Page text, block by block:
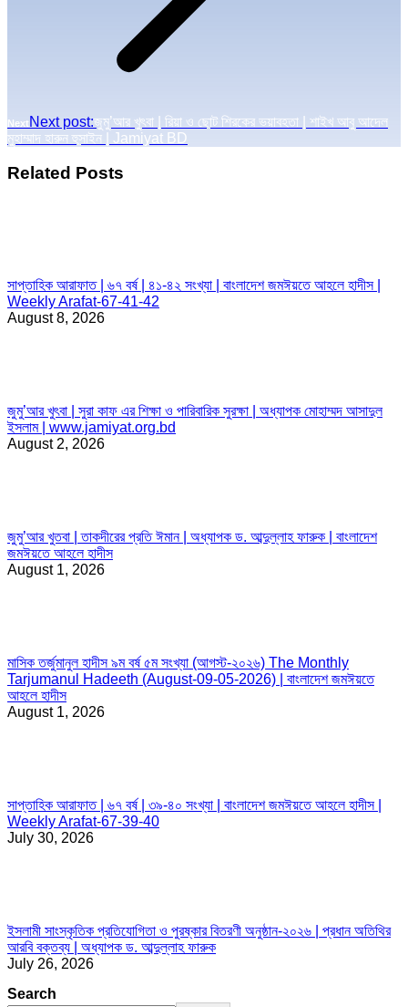
Next Next post:জুমু’আর খুৎবা | রিয়া ও ছোট শিরকের ভয়াবহতা | শাইখ আবু আদেল
মুহাম্মাদ হারুন হুসাইন | Jamiyat BD
Related Posts
সাপ্তাহিক আরাফাত | ৬৭ বর্ষ | ৪১-৪২ সংখ্যা | বাংলাদেশ জমঈয়তে আহলে হাদীস |
Weekly Arafat-67-41-42
August 8, 2026
জুমু’আর খুৎবা | সুরা কাফ এর শিক্ষা ও পারিবারিক সুরক্ষা | অধ্যাপক মোহাম্মদ আসাদুল
ইসলাম | www.jamiyat.org.bd
August 2, 2026
জুমু’আর খুতবা | তাকদীরের প্রতি ঈমান | অধ্যাপক ড. আব্দুল্লাহ ফারুক | বাংলাদেশ
জমঈয়তে আহলে হাদীস
August 1, 2026
মাসিক তর্জুমানুল হাদীস ৯ম বর্ষ ৫ম সংখ্যা (আগস্ট-২০২৬) The Monthly
Tarjumanul Hadeeth (August-09-05-2026) | বাংলাদেশ জমঈয়তে
আহলে হাদীস
August 1, 2026
সাপ্তাহিক আরাফাত | ৬৭ বর্ষ | ৩৯-৪০ সংখ্যা | বাংলাদেশ জমঈয়তে আহলে হাদীস |
Weekly Arafat-67-39-40
July 30, 2026
ইসলামী সাংস্কৃতিক প্রতিযোগিতা ও পুরষ্কার বিতরণী অনুষ্ঠান-২০২৬ | প্রধান অতিথির
আরবি বক্তব্য | অধ্যাপক ড. আব্দুল্লাহ ফারুক
July 26, 2026
Search